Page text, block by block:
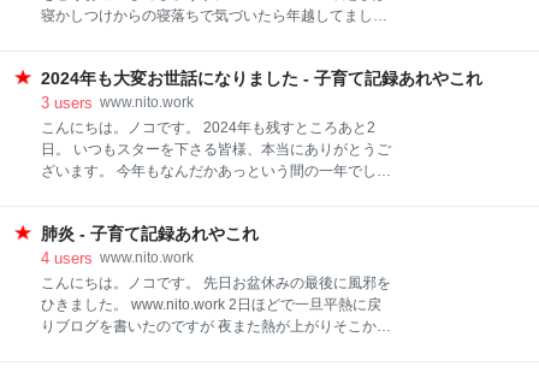
デーの帽子。 ぜんぶがとってもカワイイ！！！ キット
ーケーキ！ 最初は娘の好きなキャラクターのデコレー
ションケーキにしようかなとも思ったんですが、生ク
リームケーキだとあまり食べられないので娘が大好き
なプリンにしました。 その名もプリンスプリ
寝かしつけからの寝落ちで気づいたら年越してました
て元日はことしも新春初売り。 福袋買いに行ってきま
した。 バースデイで4つ購入。 そんなにたくさん買っ
てどうするんだって言われるけど トミカもパウパトも
アンパンマンも子ども達が喜ぶからついつい…(;´∀｀)
そして今日からは私の実家へ帰省します。 年末年始の
2024年も大変お世話になりました - 子育て記録あれやこれ
3 users www.nito.work
こんにちは。ノコです。 2024年も残すところあと2
日。 いつもスターを下さる皆様、本当にありがとうご
ざいます。 今年もなんだかあっという間の一年でし
とができたし行けたし、 思い出もたくさんできまし
た。 1歳娘はまだわかってないけど 4歳息子はこうだ
ったね！ああだったね！と言ってくれます。 子ども達
がわくわくできる毎日であったなら 幸せな一年だった
なと… ただ1月から4月までブログをさぼりまくり 奮
肺炎 - 子育て記録あれやこれ
4 users www.nito.work
こんにちは。ノコです。 先日お盆休みの最後に風邪を
ひきました。 www.nito.work 2日ほどで一旦平熱に戻
りブログを書いたのですが 夜また熱が上がりそこから